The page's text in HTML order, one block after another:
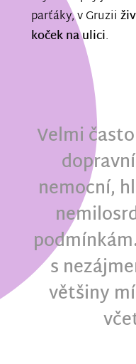
parťáky, v Gruzii
koček na ulici.
Velmi
nemocní,
s
většiny